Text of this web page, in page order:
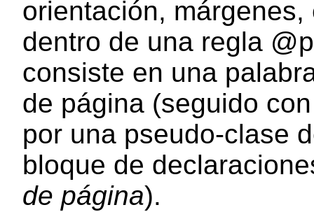
orientación,
dentro de una regla
consiste en una
de página (seguido
por una pseudo-clase
bloque de
de página).